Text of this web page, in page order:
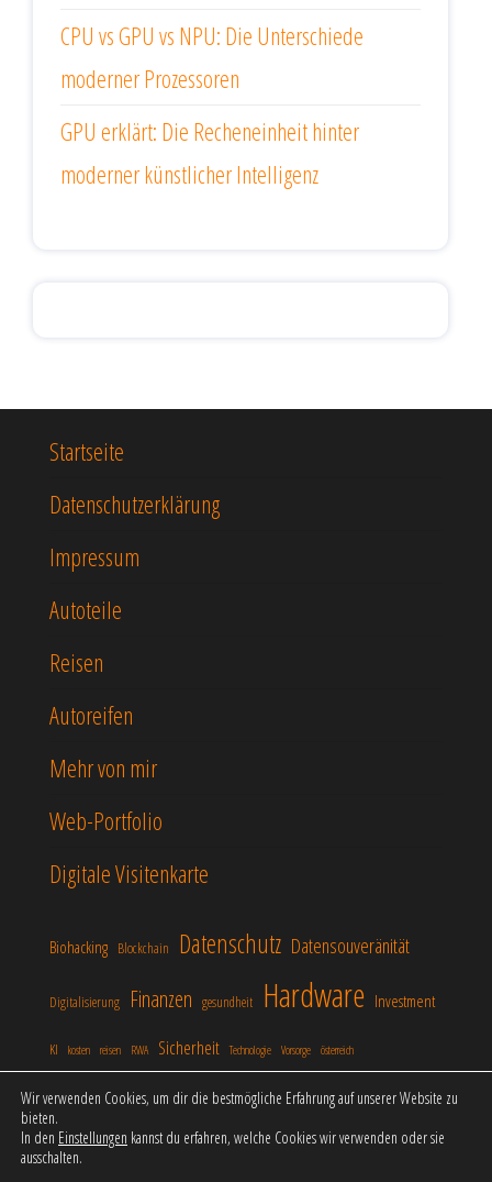
CPU vs GPU vs NPU: Die Unterschiede
moderner Prozessoren
GPU erklärt: Die Recheneinheit hinter
moderner künstlicher Intelligenz
Startseite
Datenschutzerklärung
Impressum
Autoteile
Reisen
Autoreifen
Mehr von mir
Web-Portfolio
Digitale Visitenkarte
Biohacking Blockchain Datenschutz Datensouveränität
Digitalisierung Finanzen gesundheit Hardware Investment
KI kosten reisen RWA Sicherheit Technologie Vorsorge österreich
Stolz präsentiert vonWordPress|Theme:Popularis
Wir verwenden Cookies, um dir die bestmögliche Erfahrung auf unserer Website zu
bieten.
In den Einstellungen kannst du erfahren, welche Cookies wir verwenden oder sie
ausschalten.